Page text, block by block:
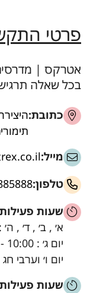
פרטי
אטרקס |
בכל שאלה
כתובת:
מייל:
טלפון:
שעות
א׳ , ב׳ , ד׳ , ה׳ : 10:00 - 18:30
יום ג׳ : 10:00 - 16:00
יום ו׳ וערבי חג : 9:00 -
שעות